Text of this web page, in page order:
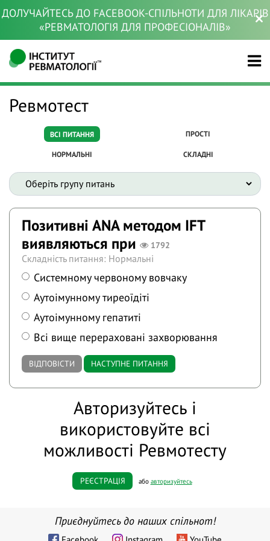
ДОЛУЧАЙТЕСЬ ДО FACEBOOK-СПІЛЬНОТИ ДЛЯ ЛІКАРІВ
«РЕВМАТОЛОГІЯ ДЛЯ ПРОФЕСІОНАЛІВ»
Ревмотест
ВСІ ПИТАННЯ ПРОСТІ
НОРМАЛЬНІ СКЛАДНІ
Позитивні ANA методом IFT
виявляються при
1792
Складність питання: Нормальні
Системному червоному вовчаку
Аутоімунному тиреоїдіті
Аутоімунному гепатиті
Всі вище перераховані захворювання
ВІДПОВІСТИ НАСТУПНЕ ПИТАННЯ
Авторизуйтесь і
використовуйте всі
можливості Ревмотесту
РЕЄСТРАЦІЯ або авторизуйтесь
Приєднуйтесь до наших спільнот!